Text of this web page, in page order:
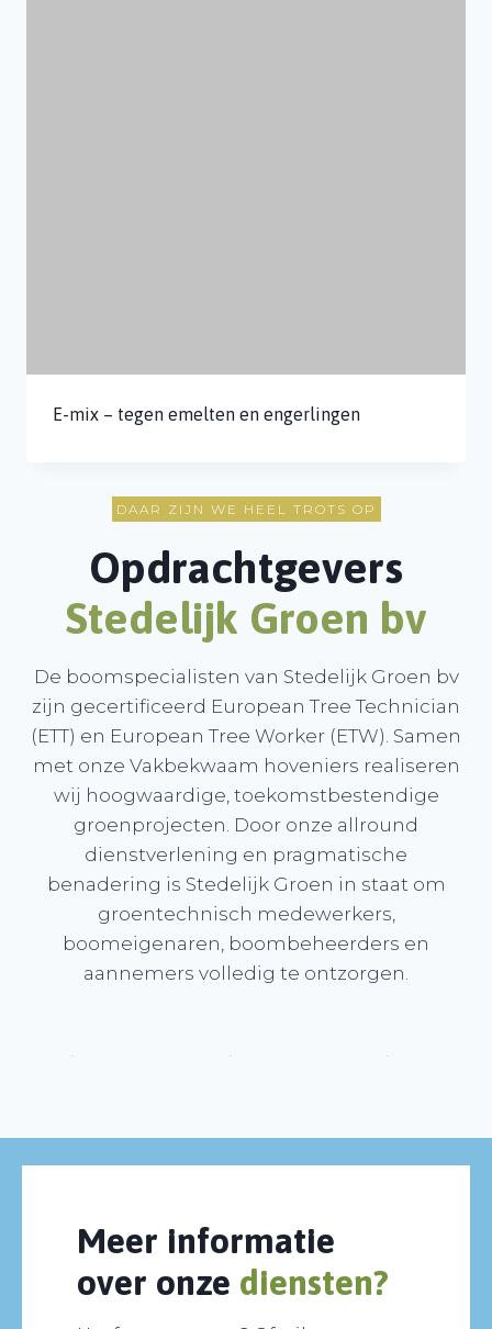
DAAR ZIJN WE HEEL TROTS OP
Opdrachtgevers
Stedelijk Groen bv
De boomspecialisten van Stedelijk Groen bv
zijn gecertificeerd European Tree Technician
(ETT) en European Tree Worker (ETW). Samen
met onze Vakbekwaam hoveniers realiseren
wij hoogwaardige, toekomstbestendige
groenprojecten. Door onze allround
dienstverlening en pragmatische
benadering is Stedelijk Groen in staat om
groentechnisch medewerkers,
boomeigenaren, boombeheerders en
aannemers volledig te ontzorgen.
Meer informatie
over onze diensten?